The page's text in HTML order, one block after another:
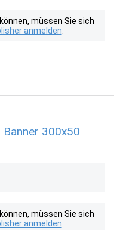
müssen Sie sich
anmelden
300x50
müssen Sie sich
anmelden